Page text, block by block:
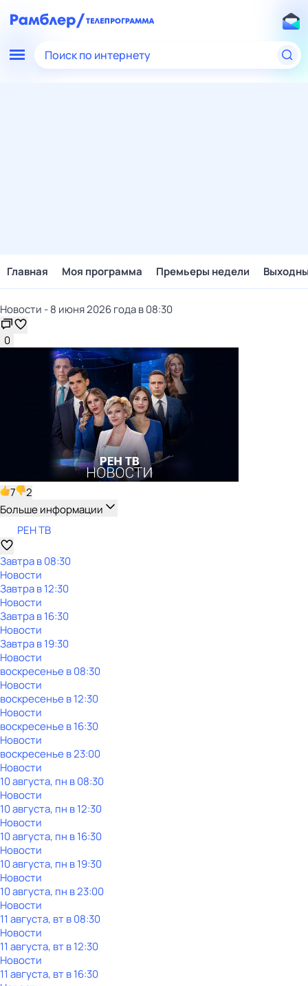
Поиск по интернету
Главная Моя программа Премьеры недели
Новости - 8 июня 2026 года в 08:30
0
7
2
Больше информации
РЕН ТВ
Завтра в 08:30
Новости
Завтра в 12:30
Новости
Завтра в 16:30
Новости
Завтра в 19:30
Новости
воскресенье в08:30
Новости
воскресенье в12:30
Новости
воскресенье в16:30
Новости
воскресенье в23:00
Новости
10 августа, пн в 08:30
Новости
10 августа, пн в 12:30
Новости
10 августа, пн в 16:30
Новости
10 августа, пн в 19:30
Новости
10 августа, пн в 23:00
Новости
11 августа, вт в 08:30
Новости
11 августа, вт в 12:30
Новости
11 августа, вт в 16:30